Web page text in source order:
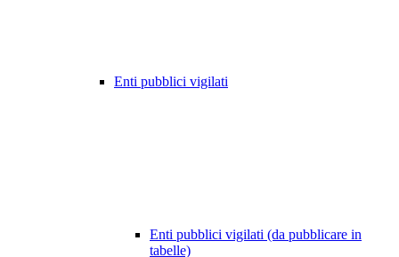
Enti pubblici vigilati
Enti pubblici vigilati (da pubblicare in
tabelle)